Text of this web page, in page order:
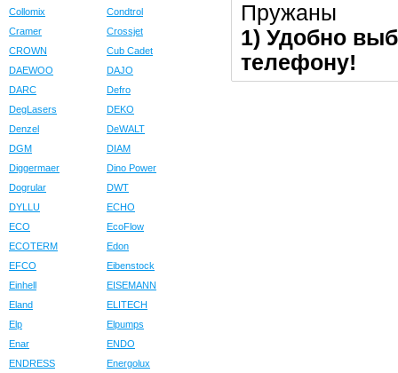
Collomix
Condtrol
Cramer
Crossjet
CROWN
Cub Cadet
DAEWOO
DAJO
DARC
Defro
DegLasers
DEKO
Denzel
DeWALT
DGM
DIAM
Diggermaer
Dino Power
Dogrular
DWT
DYLLU
ECHO
ECO
EcoFlow
ECOTERM
Edon
EFCO
Eibenstock
Einhell
EISEMANN
Eland
ELITECH
Elp
Elpumps
Enar
ENDO
ENDRESS
Energolux
Пружаны
1) Удобно
телефону!